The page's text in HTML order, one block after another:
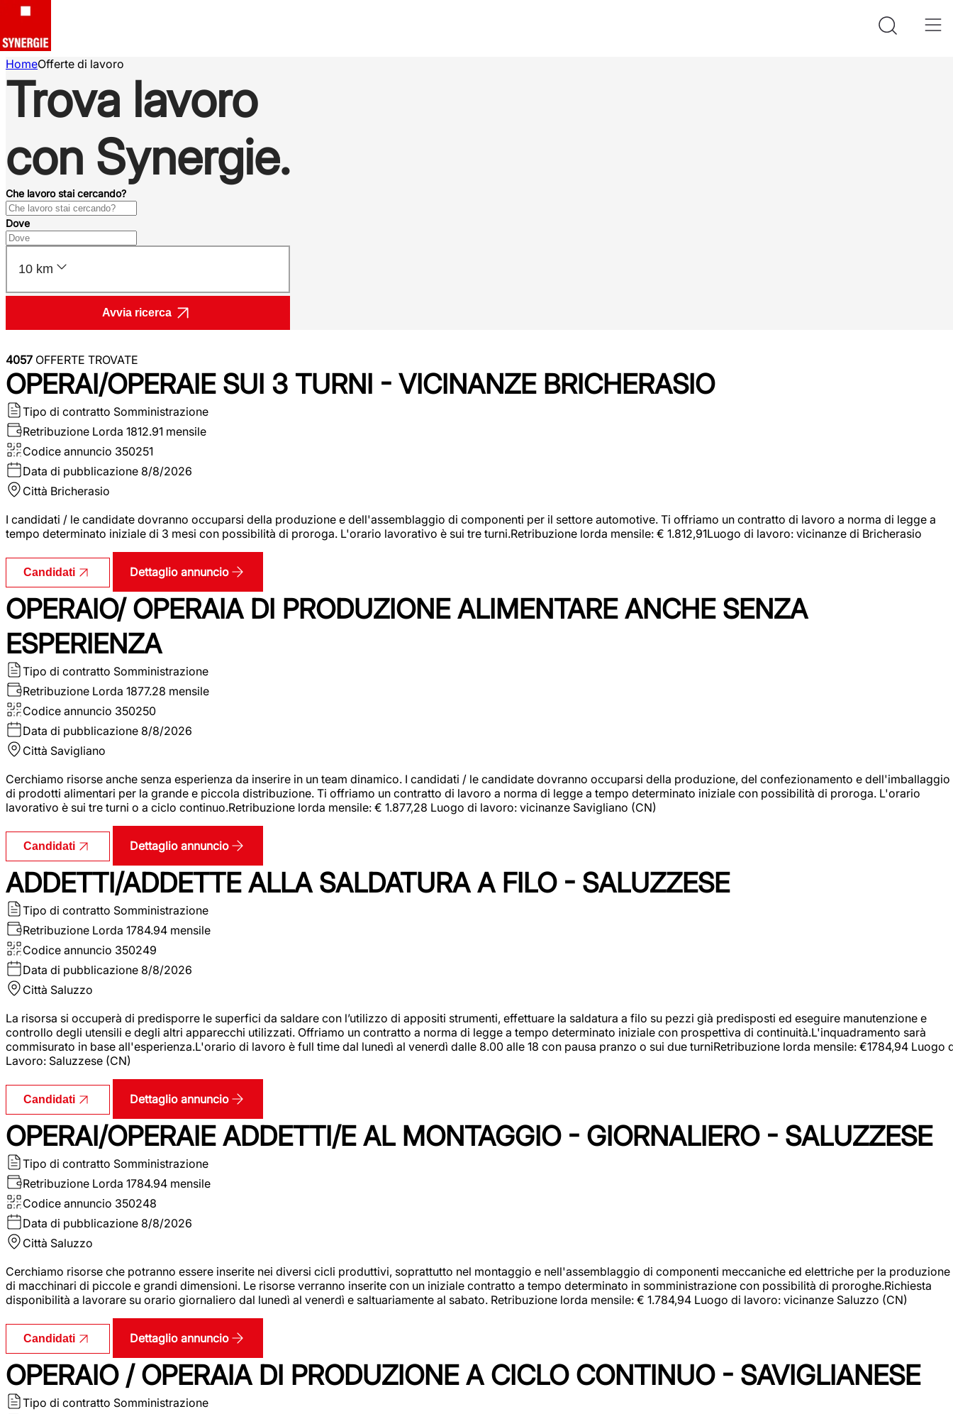
HomeOfferte di lavoro
Trova lavoro
con Synergie.
Che lavoro stai cercando?
Dove
10 km
Avvia ricerca
4057 OFFERTE TROVATE
OPERAI/OPERAIE SUI 3 TURNI - VICINANZE BRICHERASIO
Tipo di contratto Somministrazione
Retribuzione Lorda 1812.91 mensile
Codice annuncio 350251
Data di pubblicazione 8/8/2026
Città Bricherasio
I candidati / le candidate dovranno occuparsi della produzione e dell'assemblaggio di componenti per il settore automotive. Ti offriamo un contratto di lavoro a norma di legge a
tempo determinato iniziale di 3 mesi con possibilità di proroga. L'orario lavorativo è sui tre turni.Retribuzione lorda mensile: € 1.812,91Luogo di lavoro: vicinanze di Bricherasio
Candidati Dettaglio annuncio
OPERAIO/ OPERAIA DI PRODUZIONE ALIMENTARE ANCHE SENZA
ESPERIENZA
Tipo di contratto Somministrazione
Retribuzione Lorda 1877.28 mensile
Codice annuncio 350250
Data di pubblicazione 8/8/2026
Città Savigliano
Cerchiamo risorse anche senza esperienza da inserire in un team dinamico. I candidati / le candidate dovranno occuparsi della produzione, del confezionamento e dell'imballaggio
di prodotti alimentari per la grande e piccola distribuzione. Ti offriamo un contratto di lavoro a norma di legge a tempo determinato iniziale con possibilità di proroga. L'orario
lavorativo è sui tre turni o a ciclo continuo.Retribuzione lorda mensile: € 1.877,28 Luogo di lavoro: vicinanze Savigliano (CN)
Candidati Dettaglio annuncio
ADDETTI/ADDETTE ALLA SALDATURA A FILO - SALUZZESE
Tipo di contratto Somministrazione
Retribuzione Lorda 1784.94 mensile
Codice annuncio 350249
Data di pubblicazione 8/8/2026
Città Saluzzo
La risorsa si occuperà di predisporre le superfici da saldare con l’utilizzo di appositi strumenti, effettuare la saldatura a filo su pezzi già predisposti ed eseguire manutenzione e
controllo degli utensili e degli altri apparecchi utilizzati. Offriamo un contratto a norma di legge a tempo determinato iniziale con prospettiva di continuità.L'inquadramento sarà
commisurato in base all'esperienza.L'orario di lavoro è full time dal lunedì al venerdì dalle 8.00 alle 18 con pausa pranzo o sui due turniRetribuzione lorda mensile: €1784,94 Luogo
Lavoro: Saluzzese (CN)
Candidati Dettaglio annuncio
OPERAI/OPERAIE ADDETTI/E AL MONTAGGIO - GIORNALIERO - SALUZZESE
Tipo di contratto Somministrazione
Retribuzione Lorda 1784.94 mensile
Codice annuncio 350248
Data di pubblicazione 8/8/2026
Città Saluzzo
Cerchiamo risorse che potranno essere inserite nei diversi cicli produttivi, soprattutto nel montaggio e nell'assemblaggio di componenti meccaniche ed elettriche per la produzione
di macchinari di piccole e grandi dimensioni. Le risorse verranno inserite con un iniziale contratto a tempo determinato in somministrazione con possibilità di proroghe.Richiesta
disponibilità a lavorare su orario giornaliero dal lunedì al venerdì e saltuariamente al sabato. Retribuzione lorda mensile: € 1.784,94 Luogo di lavoro: vicinanze Saluzzo (CN)
Candidati Dettaglio annuncio
OPERAIO / OPERAIA DI PRODUZIONE A CICLO CONTINUO - SAVIGLIANESE
Tipo di contratto Somministrazione